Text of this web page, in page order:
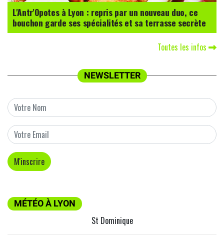
L'Antr'Opotes à Lyon : repris par un nouveau duo, ce
bouchon garde ses spécialités et sa terrasse secrète
Toutes les infos
NEWSLETTER
MÉTÉO À LYON
St Dominique